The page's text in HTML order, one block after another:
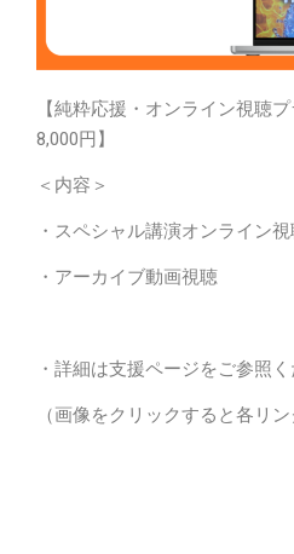
【純粋応援・オンライン視聴
8,000円】
＜内容＞
・スペシャル講演オンライン
・アーカイブ動画視聴
・詳細は支援ページをご参照
（画像をクリックすると各リン